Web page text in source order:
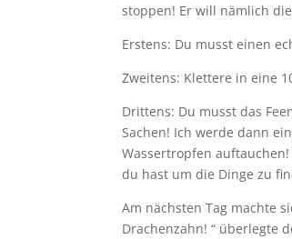
stoppen! Er will nämlich
Erstens: Du musst einen
Zweitens: Klettere in eine
Drittens: Du musst das
Sachen! Ich werde dann
Wassertropfen
du hast um die Dinge zu
Am nächsten Tag machte
Drachenzahn! “ überlegte